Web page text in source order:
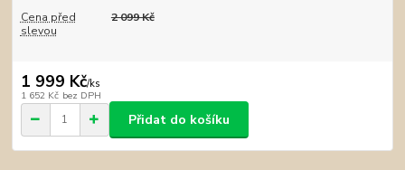
Cena před
slevou
2 099 Kč
1 999 Kč/ks
1 652 Kč bez DPH
Přidat do košíku